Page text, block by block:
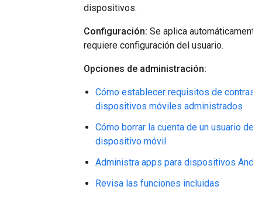
dispositivos.
Configuración: Se aplica automáticamente
requiere configuración del usuario.
Opciones de administración:
Cómo establecer requisitos de
dispositivos móviles administrados
Cómo borrar la cuenta de un usuario de
dispositivo móvil
Administra apps para dispositivos
Revisa las funciones incluidas